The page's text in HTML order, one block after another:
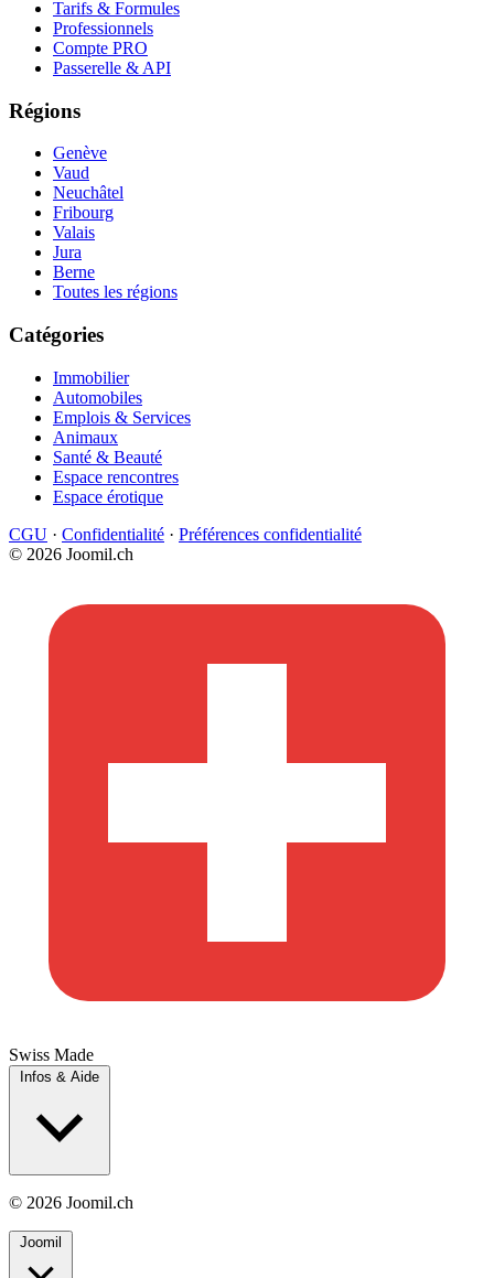
Tarifs & Formules
Professionnels
Compte PRO
Passerelle & API
Régions
Genève
Vaud
Neuchâtel
Fribourg
Valais
Jura
Berne
Toutes les régions
Catégories
Immobilier
Automobiles
Emplois & Services
Animaux
Santé & Beauté
Espace rencontres
Espace érotique
CGU · Confidentialité · Préférences confidentialité
© 2026 Joomil.ch
Swiss Made
Infos & Aide
© 2026 Joomil.ch
Joomil